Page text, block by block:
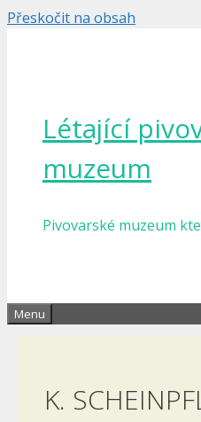
Přeskočit na obsah
Létající
muzeum
Pivovarské muzeum
Menu
K.